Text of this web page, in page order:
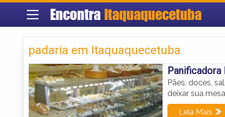
EncontraItaquaquecetuba
padaria em Itaquaquecetuba
Panificadora
Pães, doces,
deixar sua
Leia Mais